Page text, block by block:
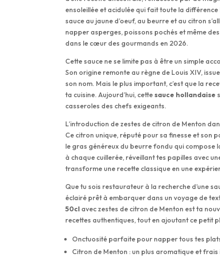
ensoleillée et acidulée qui fait toute la différence
sauce au jaune d’oeuf, au beurre et au citron
napper asperges, poissons pochés et même
dans le cœur des gourmands en 2026.
Cette sauce ne se limite pas à être un simple
Son origine remonte au règne de Louis XIV,
son nom. Mais le plus important, c’est que la
ta cuisine. Aujourd’hui, cettesauce hollandaise
casseroles des chefs exigeants.
L’introduction de zestes de citron de Menton
Ce citron unique, réputé pour sa finesse et son
le gras généreux du beurre fondu qui compose
à chaque cuillerée, réveillant tes papilles avec
transforme une recette classique en une
Que tu sois restaurateur à la recherche d’une
éclairé prêt à embarquer dans un voyage de
50cl avec zestes de citron de Menton est ta
recettes authentiques, tout en ajoutant ce petit
Onctuosité parfaite pour napper tous tes
Citron de Menton : un plus aromatique et